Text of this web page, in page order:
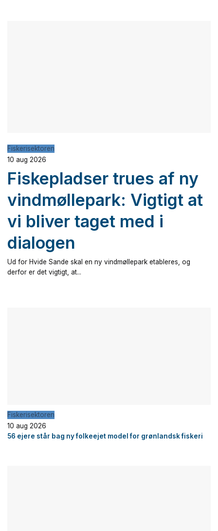
Fiskerisektoren
10 aug 2026
Fiskepladser trues af ny
vindmøllepark: Vigtigt at
vi bliver taget med i
dialogen
Ud for Hvide Sande skal en ny vindmøllepark etableres, og
derfor er det vigtigt, at...
Fiskerisektoren
10 aug 2026
56 ejere står bag ny folkeejet model for grønlandsk fiskeri